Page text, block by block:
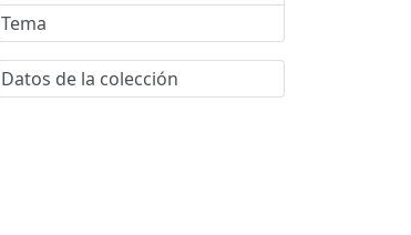
Tema
Datos de la colección